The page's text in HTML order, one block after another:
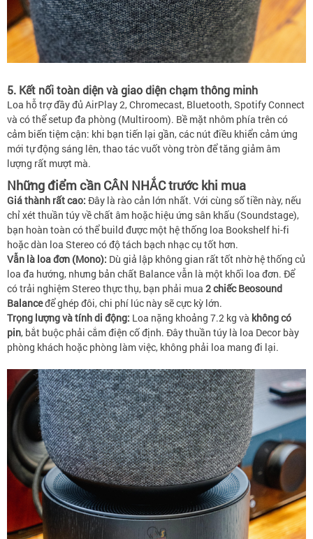
5. Kết nối toàn diện và giao diện chạm thông minh
Loa hỗ trợ đầy đủ AirPlay 2, Chromecast, Bluetooth, Spotify Connect
và có thể setup đa phòng (Multiroom). Bề mặt nhôm phía trên có
cảm biến tiệm cận: khi bạn tiến lại gần, các nút điều khiển cảm ứng
mới tự động sáng lên, thao tác vuốt vòng tròn để tăng giảm âm
lượng rất mượt mà.
Những điểm cần CÂN NHẮC trước khi mua
Giá thành rất cao: Đây là rào cản lớn nhất. Với cùng số tiền này, nếu
chỉ xét thuần túy về chất âm hoặc hiệu ứng sân khấu (Soundstage),
bạn hoàn toàn có thể build được một hệ thống loa Bookshelf hi-fi
hoặc dàn loa Stereo có độ tách bạch nhạc cụ tốt hơn.
Vẫn là loa đơn (Mono): Dù giả lập không gian rất tốt nhờ hệ thống củ
loa đa hướng, nhưng bản chất Balance vẫn là một khối loa đơn. Để
có trải nghiệm Stereo thực thụ, bạn phải mua 2 chiếc Beosound
Balanceđể ghép đôi, chi phí lúc này sẽ cực kỳ lớn.
Trọng lượng và tính di động: Loa nặng khoảng 7.2 kg và không có
pin, bắt buộc phải cắm điện cố định. Đây thuần túy là loa Decor bày
phòng khách hoặc phòng làm việc, không phải loa mang đi lại.